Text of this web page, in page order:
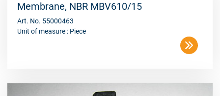
Membrane, NBR MBV610/15
Art. No. 55000463
Unit of measure : Piece